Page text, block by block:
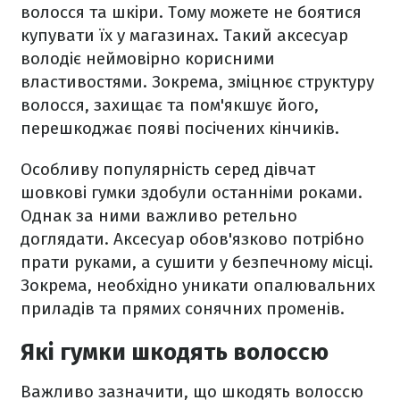
волосся та шкіри. Тому можете не боятися
купувати їх у магазинах. Такий аксесуар
володіє неймовірно корисними
властивостями. Зокрема, зміцнює структуру
волосся, захищає та пом'якшує його,
перешкоджає появі посічених кінчиків.
Особливу популярність серед дівчат
шовкові гумки здобули останніми роками.
Однак за ними важливо ретельно
доглядати. Аксесуар обов'язково потрібно
прати руками, а сушити у безпечному місці.
Зокрема, необхідно уникати опалювальних
приладів та прямих сонячних променів.
Які гумки шкодять волоссю
Важливо зазначити, що шкодять волоссю